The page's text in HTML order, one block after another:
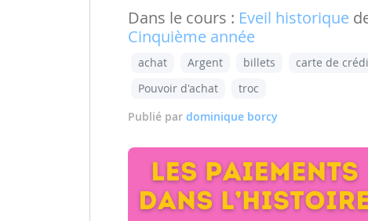
Dans le cours : Eveil historique
Cinquième année
achat Argent billets carte de
Pouvoir d'achat
troc
Publié par dominique borcy